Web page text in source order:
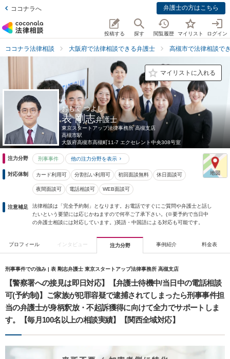
ココナラへ 弁護士の方はこちら
投稿する 探す 閲覧履歴 マイリスト ログイン
ココナラ法律相談 大阪府で法律相談できる弁護士 高槻市で法律相談で
マイリストに入れる
おもて つよし
表 剛志弁護士
東京スタートアップ法律事務所 高槻支店
高槻市駅
大阪府高槻市高槻町11-7 エクセレント中央308号室
注力分野 刑事事件 他の注力分野を表示
対応体制 カード利用可 分割払い利用可 初回面談無料 休日面談可
夜間面談可 電話相談可 WEB面談可
注意補足
法律相談は「完全予約制」となります。お電話ですぐにご質問や弁護士と話し
たいという要望には応じかねますので何卒ご了承下さい。(※要予約で当日中
の弁護士相談には対応しています。)英語・中国語による対応も可能です。
プロフィール インタビュー 注力分野 事例紹介 料金表
刑事事件での強み | 表 剛志弁護士 東京スタートアップ法律事務所 高槻支店
【警察署への接見は即日対応】【弁護士待機中/当日中の電話相談
可(予約制)】ご家族が犯罪容疑で逮捕されてしまったら刑事事件担
当の弁護士が身柄釈放・不起訴獲得に向けて全力でサポートしま
す。【毎月100名以上の相談実績】【関西全域対応】